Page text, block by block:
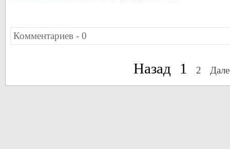
Комментариев - 0
Назад 1 2